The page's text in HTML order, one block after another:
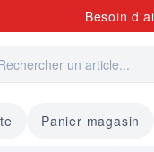
Besoin
Panier magasin